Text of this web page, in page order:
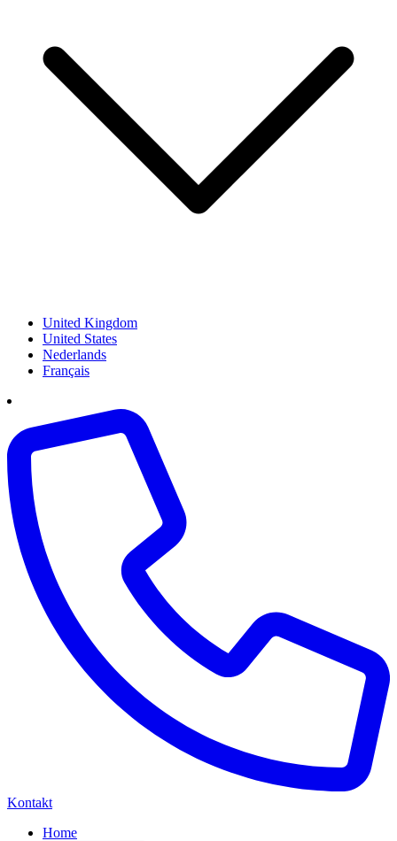
United Kingdom
United States
Nederlands
Français
Kontakt
Home